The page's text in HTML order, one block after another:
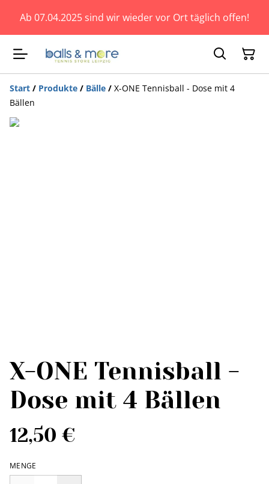
Ab 07.04.2025 sind wir wieder vor Ort täglich offen!
Start / Produkte / Bälle / X-ONE Tennisball - Dose mit 4
Bällen
X-ONE Tennisball -
Dose mit 4 Bällen
12,50 €
MENGE